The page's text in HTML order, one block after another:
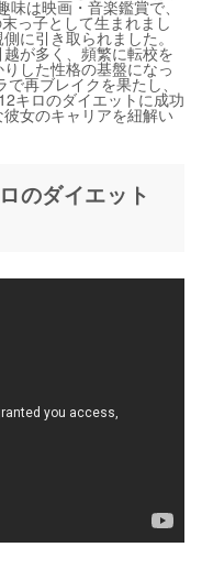
は映画・音楽鑑賞で、
っ子として生まれまし
に引き取られました。
が多く、頻繁に転校を
した性格の基盤になっ
再ブレイクを果たし、
キロのダイエットに成功
女のキャリアを紐解い
のダイエット